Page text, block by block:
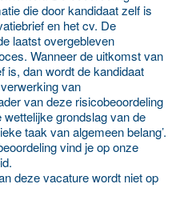
die door kandidaat zelf is
en het cv. De
laatst overgebleven
Wanneer de uitkomst van
is, dan wordt de kandidaat
van
van deze risicobeoordeling
grondslag van de
taak van algemeen belang’.
vind je op onze
deze vacature wordt niet op